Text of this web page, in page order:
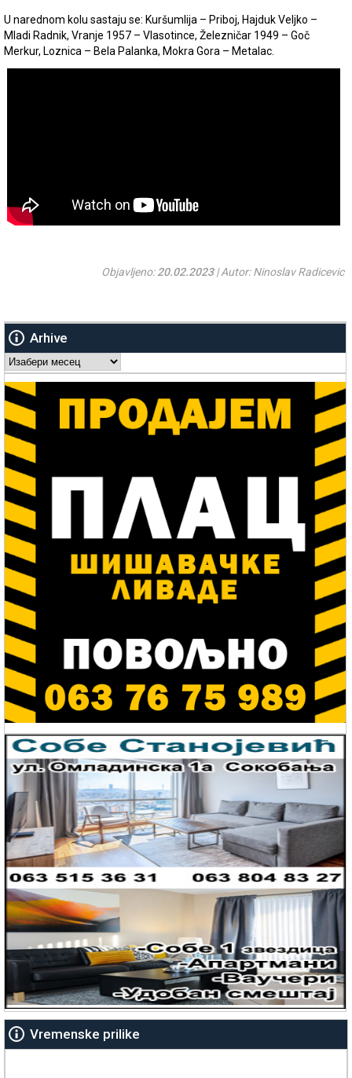
U narednom kolu sastaju se: Kuršumlija – Priboj, Hajduk Veljko –
Mladi Radnik, Vranje 1957 – Vlasotince, Železničar 1949 – Goč
Merkur, Loznica – Bela Palanka, Mokra Gora – Metalac.
Objavljeno:20.02.2023| Autor: Ninoslav Radicevic
Arhive
Arhive
Vremenske prilike